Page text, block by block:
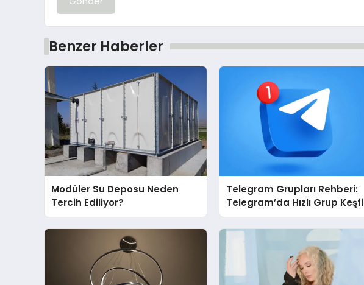
Benzer Haberler
Modüler Su Deposu Neden
Tercih Ediliyor?
Telegram Grupları Rehberi:
Telegram’da Hızlı Grup Keşfi
İçin Grupbul.com